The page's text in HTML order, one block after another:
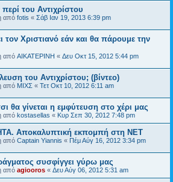
του Αντιχρίστου
από fotis « Σάβ Ιαν 19, 2013 6:39 pm
τον Χριστιανό εάν και θα πάρουμε την
από ΑΙΚΑΤΕΡΙΝΗ « Δευ Οκτ 15, 2012 5:44 pm
του Αντιχρίστου; (βίντεο)
από ΜΙΧΣ « Τετ Οκτ 10, 2012 6:11 am
θα γίνεται η εμφύτευση στο χέρι μας
από kostasellas « Κυρ Σεπ 30, 2012 7:48 pm
Αποκαλυπτική εκπομπή στη ΝΕΤ
από Captain Yiannis « Πέμ Αύγ 16, 2012 3:34 pm
συσφίγγει γύρω μας
από agiooros « Δευ Αύγ 06, 2012 5:31 am